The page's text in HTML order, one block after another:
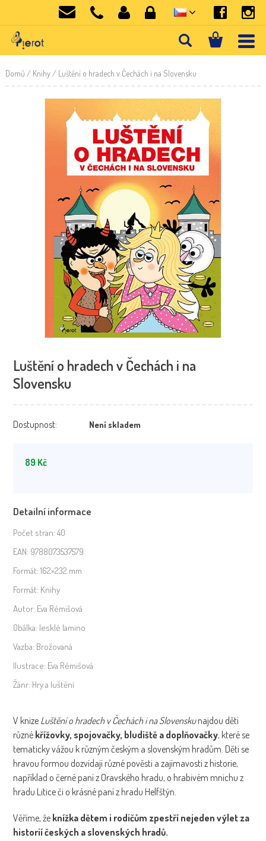
Domů / Knihy/ Luštění o hradech v Čechách i na Slovensku
Luštění o hradech v Čechách i na
Slovensku
Dostupnost: Není skladem
89 Kč
Detailní informace
Počet stran: 40
EAN: 9788073537579
Formát: 162×232 mm
Formát: Knihy
Autor: Eva Rémišová
Obálka: lesklé lamino
Vazba: Brožovaná
Ilustrace: Eva Rémišová
Žánr: Hry a luštění
V knize Luštění o hradech v Čechách i na Slovenskunajdou děti
různé křížovky, spojovačky, bludiště a doplňovačky, které se
tematicky vážou k různým českým a slovenským hradům. Děti se
hravou formou dozvídají různé pověsti a zajímavosti z historie,
například o černé paní z Oravského hradu, o hrabivém mnichu z
hradu Litice či o krásné paní z hradu Helfštýn.
Věříme, že knížka dětem i rodičům zpestří nejeden výlet za
historií českých a slovenských hradů.